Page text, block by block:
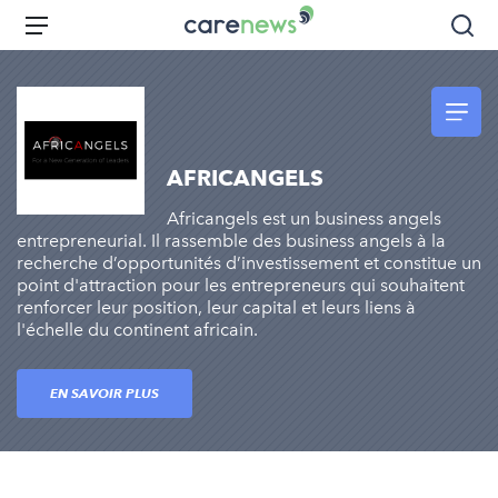
Aller
principal
Carenews,
Le
l'engagement
Menu
AFRICANGELS
Africangels est un business angels
entrepreneurial. Il rassemble des business angels à la
recherche d’opportunités d’investissement et constitue un
point d'attraction pour les entrepreneurs qui souhaitent
renforcer leur position, leur capital et leurs liens à
l'échelle du continent africain.
EN SAVOIR PLUS